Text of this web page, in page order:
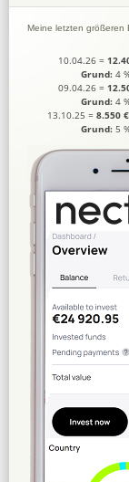
Meine letzten größeren
10.04.26 =
Grund: 4
09.04.26 =
Grund: 4
13.10.25 = 8.550 €
Grund: 5